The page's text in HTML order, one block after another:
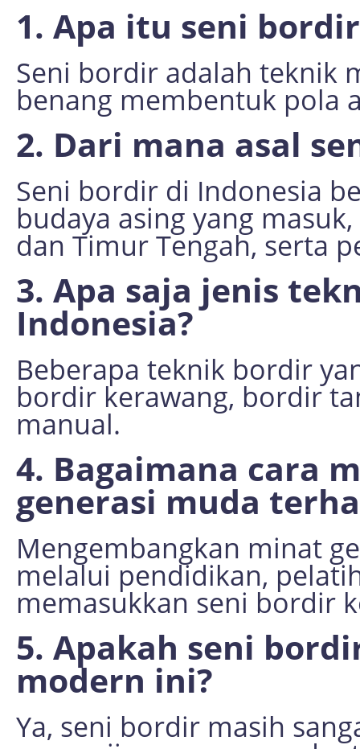
1. Apa itu seni
Seni bordir adalah teknik
benang membentuk pola
2. Dari mana asal
Seni bordir di Indonesia
budaya asing yang
dan Timur Tengah, serta
3. Apa saja jenis
Indonesia?
Beberapa teknik bordir
bordir kerawang, bordir
manual.
4. Bagaimana cara
generasi muda
Mengembangkan minat
melalui pendidikan,
memasukkan seni bordir
5. Apakah seni
modern ini?
Ya, seni bordir masih